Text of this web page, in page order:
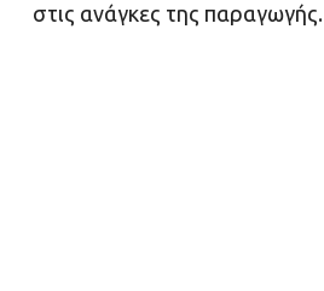
στις ανάγκες της παραγωγής.